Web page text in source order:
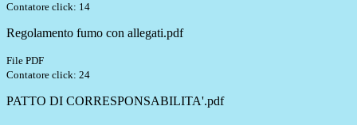
Contatore click: 14
Regolamento fumo con allegati.pdf
File PDF
Contatore click: 24
PATTO DI CORRESPONSABILITA'.pdf